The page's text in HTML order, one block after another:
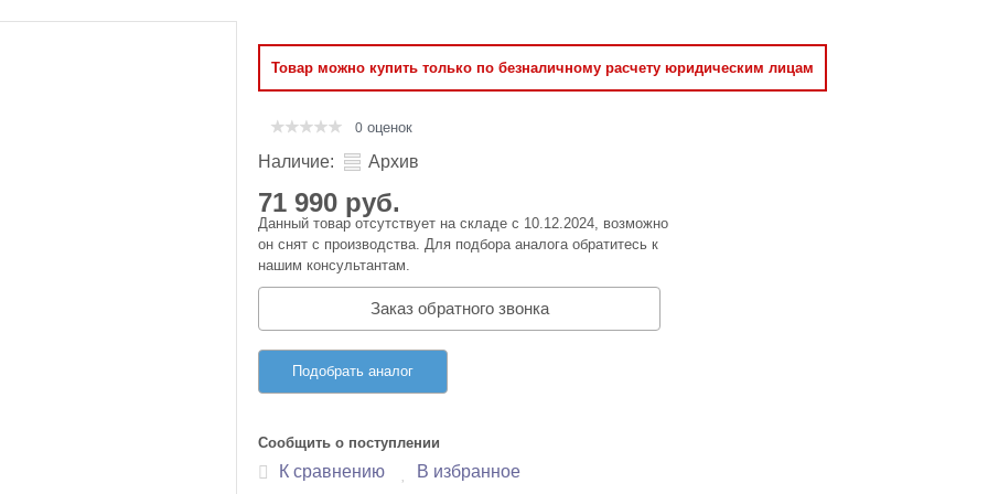
Товар можно купить только по безналичному расчету юридическим лицам
0 оценок
Наличие: Архив
71 990 руб.
Данный товар отсутствует на складе с 10.12.2024, возможно
он снят с производства. Для подбора аналога обратитесь к
нашим консультантам.
Заказ обратного звонка
Подобрать аналог
Сообщить о поступлении
К сравнению В избранное
память